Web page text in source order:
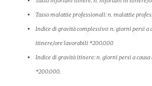
Tasso malattie professionali: n. malattie
Indice di gravità complessivo: n. giorni persi a
itinere/ore lavorabili *200.000
Indice di gravità itinere: n. giorni persi a
*200.000.